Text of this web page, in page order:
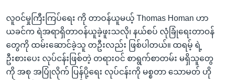
လူဝင်မှုကြီးကြပ်ရေး ကို တာဝန်ယူမယ့် Thomas Homan ဟာ
ယခင်က ရဲအရာရှိတာဝန်ယူခဲ့ဖူးသလို၊ နယ်စပ် လုံခြုံရေးတာဝန်
တွေကို ထမ်းဆောင်ခဲ့သူ တဦးလည်း ဖြစ်ပါတယ်။ ထရမ့် ရဲ့
ဦးစားပေး လုပ်ငန်းဖြစ်တဲ့ တရားဝင် စာရွက်စာတမ်း မရှိသူတွေ
ကို အစု အပြုံလိုက် ပြန်ပို့ရေး လုပ်ငန်းကို မစ္စတာ သောမတ် ဟို